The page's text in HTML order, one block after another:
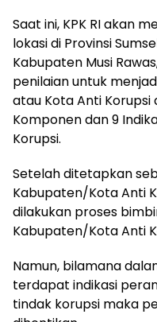
Saat ini, KPK RI akan
lokasi di Provinsi
Kabupaten Musi
penilaian untuk
atau Kota Anti
Komponen dan 9
Korupsi.
Setelah ditetapkan
Kabupaten/Kota Anti
dilakukan proses
Kabupaten/Kota Anti
Namun, bilamana
terdapat indikasi
tindak korupsi maka